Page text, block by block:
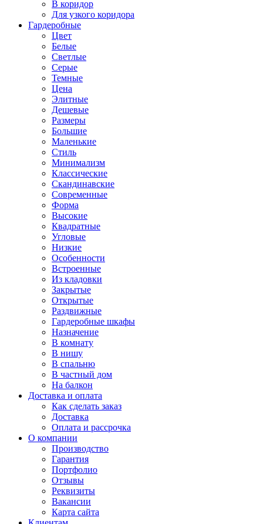
В коридор
Для узкого коридора
Гардеробные
Цвет
Белые
Светлые
Серые
Темные
Цена
Элитные
Дешевые
Размеры
Большие
Маленькие
Стиль
Минимализм
Классические
Скандинавские
Современные
Форма
Высокие
Квадратные
Угловые
Низкие
Особенности
Встроенные
Из кладовки
Закрытые
Открытые
Раздвижные
Гардеробные шкафы
Назначение
В комнату
В нишу
В спальню
В частный дом
На балкон
Доставка и оплата
Как сделать заказ
Доставка
Оплата и рассрочка
О компании
Производство
Гарантия
Портфолио
Отзывы
Реквизиты
Вакансии
Карта сайта